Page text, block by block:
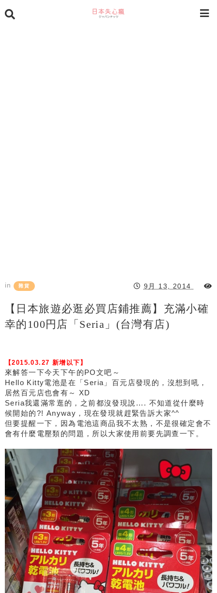
in 雜貨 9月 13, 2014
【日本旅遊必逛必買店鋪推薦】充滿小確
幸的100円店「Seria」(台灣有店)
【2015.03.27 新增以下】
來解答一下今天下午的PO文吧～
Hello Kitty電池是在「Seria」百元店發現的，沒想到吼，
居然百元店也會有～ XD
Seria我還滿常逛的，之前都沒發現說.... 不知道從什麼時
候開始的?! Anyway，現在發現就趕緊告訴大家^^
但要提醒一下，因為電池這商品我不太熟，不是很確定會不
會有什麼電壓類的問題，所以大家使用前要先調查一下。